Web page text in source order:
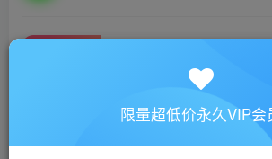
QQ营销流量系列课程（英盛共三课）
此内容为付费资源，请付费后查看
10
付费资源
限量超低价永久VIP会